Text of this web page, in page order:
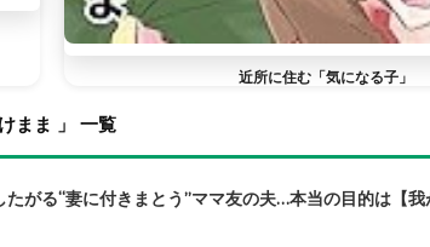
近所に住む「気になる子」
けまま 」 一覧
たがる“妻に付きまとう”ママ友の夫…本当の目的は【